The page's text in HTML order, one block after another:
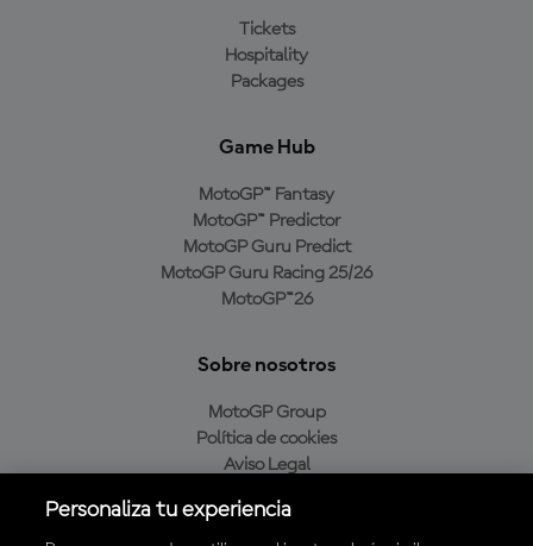
Tickets
Hospitality
Packages
Game Hub
MotoGP™ Fantasy
MotoGP™ Predictor
MotoGP Guru Predict
MotoGP Guru Racing 25/26
MotoGP™26
Sobre nosotros
MotoGP Group
Política de cookies
Aviso Legal
Política de compra
Personaliza tu experiencia